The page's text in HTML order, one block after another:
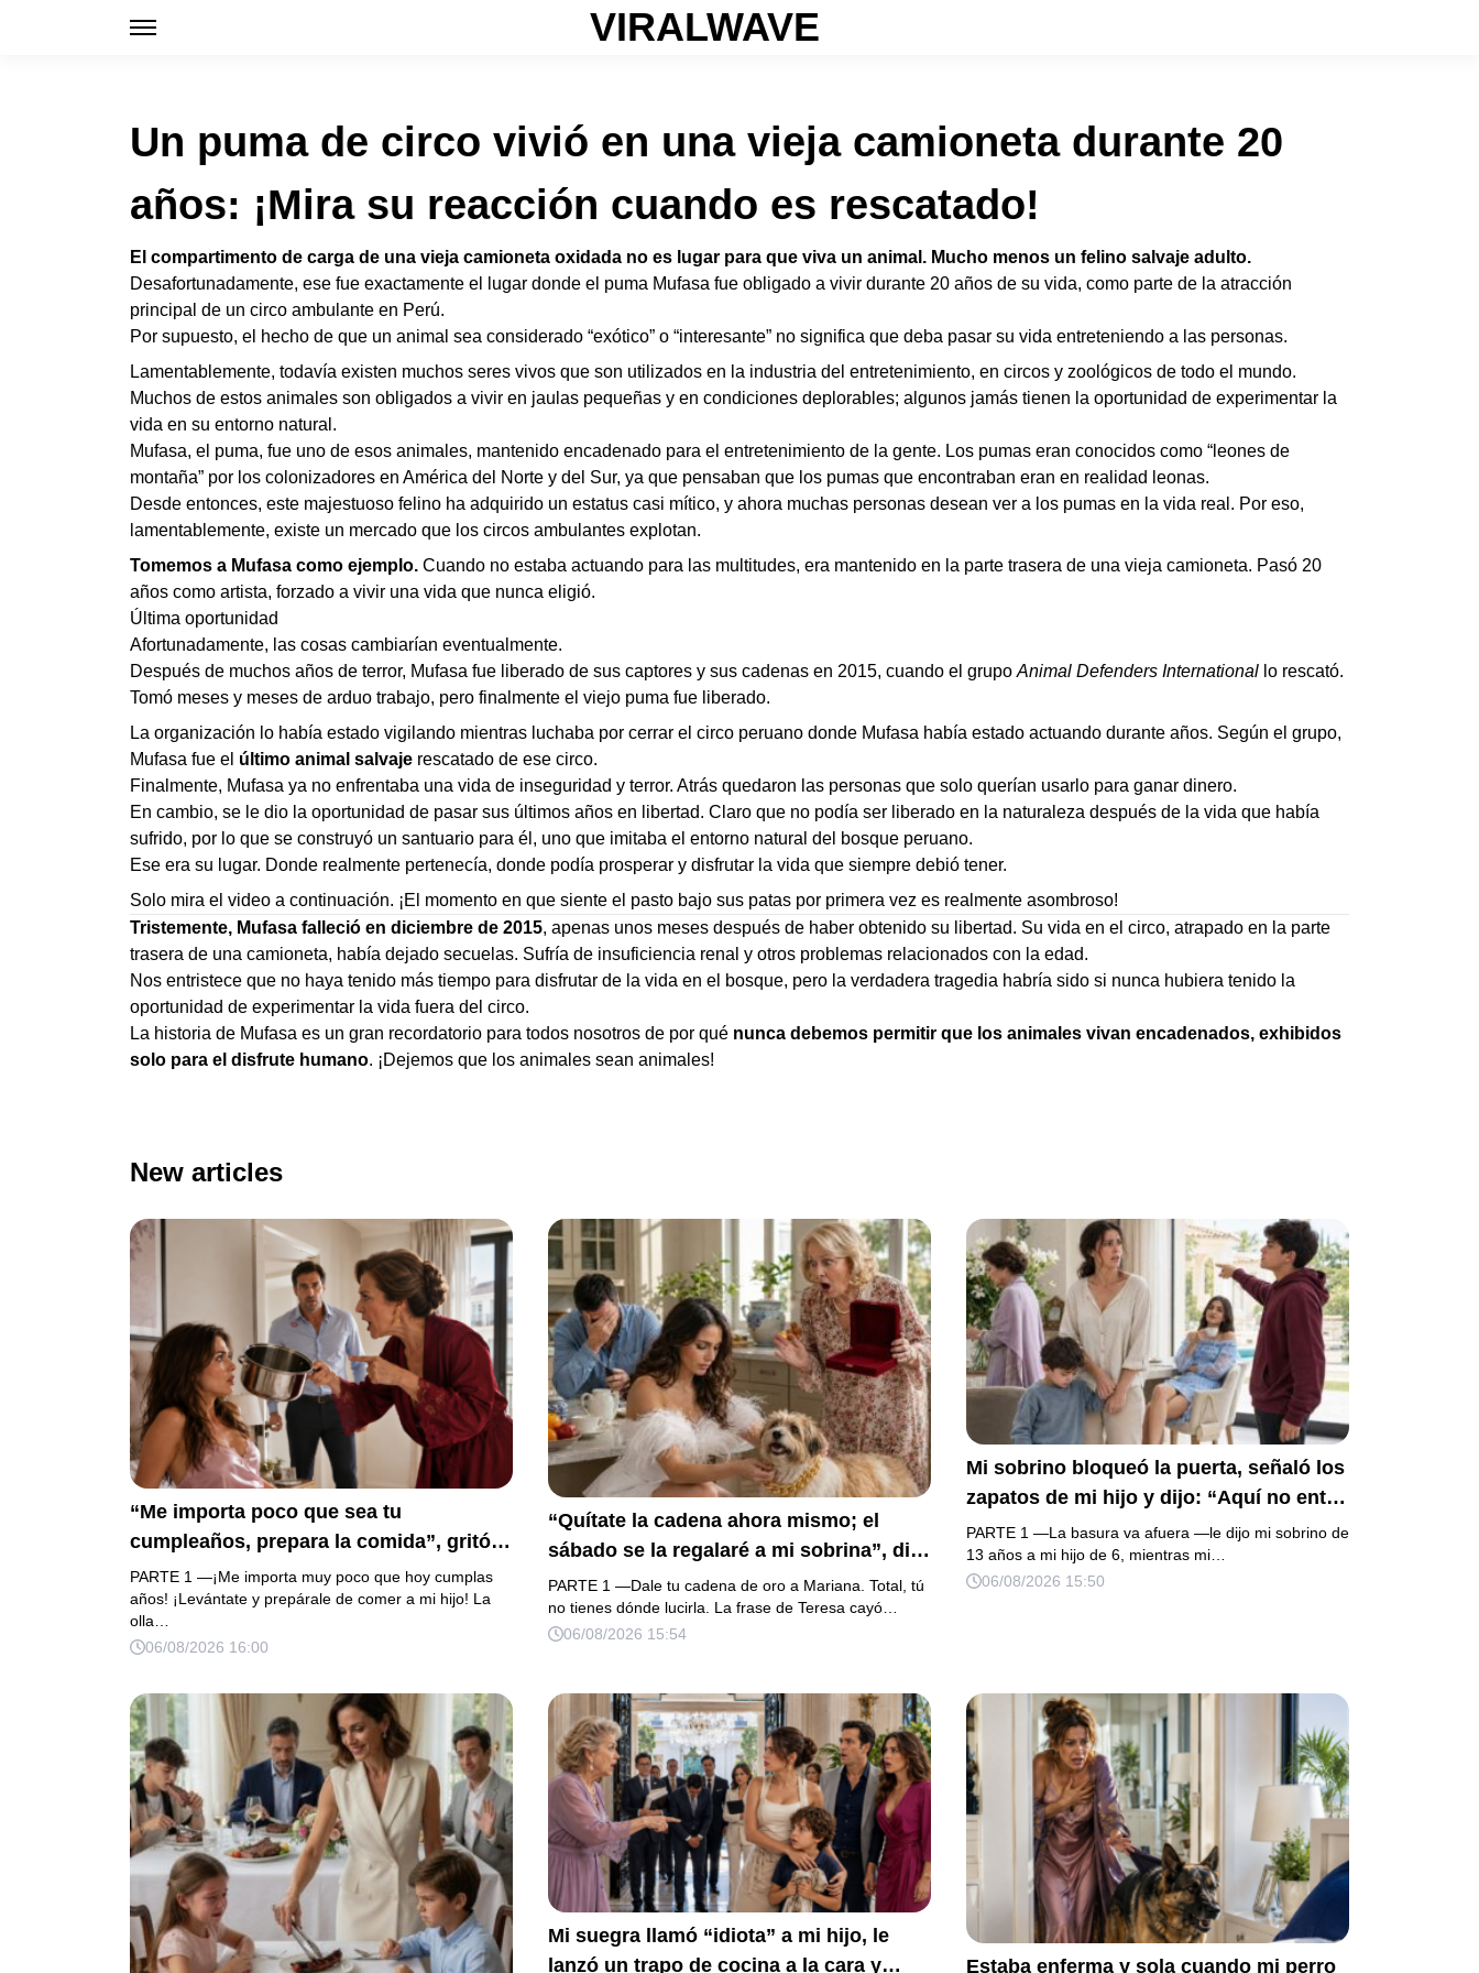
VIRALWAVE
Un puma de circo vivió en una vieja camioneta durante 20
años: ¡Mira su reacción cuando es rescatado!
El compartimento de carga de una vieja camioneta oxidada no es lugar para que viva un animal. Mucho menos un felino salvaje adulto.
Desafortunadamente, ese fue exactamente el lugar donde el puma Mufasa fue obligado a vivir durante 20 años de su vida, como parte de la atracción
principal de un circo ambulante en Perú.
Por supuesto, el hecho de que un animal sea considerado “exótico” o “interesante” no significa que deba pasar su vida entreteniendo a las personas.
Lamentablemente, todavía existen muchos seres vivos que son utilizados en la industria del entretenimiento, en circos y zoológicos de todo el mundo.
Muchos de estos animales son obligados a vivir en jaulas pequeñas y en condiciones deplorables; algunos jamás tienen la oportunidad de experimentar la
vida en su entorno natural.
Mufasa, el puma, fue uno de esos animales, mantenido encadenado para el entretenimiento de la gente. Los pumas eran conocidos como “leones de
montaña” por los colonizadores en América del Norte y del Sur, ya que pensaban que los pumas que encontraban eran en realidad leonas.
Desde entonces, este majestuoso felino ha adquirido un estatus casi mítico, y ahora muchas personas desean ver a los pumas en la vida real. Por eso,
lamentablemente, existe un mercado que los circos ambulantes explotan.
Tomemos a Mufasa como ejemplo. Cuando no estaba actuando para las multitudes, era mantenido en la parte trasera de una vieja camioneta. Pasó 20
años como artista, forzado a vivir una vida que nunca eligió.
Última oportunidad
Afortunadamente, las cosas cambiarían eventualmente.
Después de muchos años de terror, Mufasa fue liberado de sus captores y sus cadenas en 2015, cuando el grupo Animal Defenders International lo rescató.
Tomó meses y meses de arduo trabajo, pero finalmente el viejo puma fue liberado.
La organización lo había estado vigilando mientras luchaba por cerrar el circo peruano donde Mufasa había estado actuando durante años. Según el grupo,
Mufasa fue el último animal salvaje rescatado de ese circo.
Finalmente, Mufasa ya no enfrentaba una vida de inseguridad y terror. Atrás quedaron las personas que solo querían usarlo para ganar dinero.
En cambio, se le dio la oportunidad de pasar sus últimos años en libertad. Claro que no podía ser liberado en la naturaleza después de la vida que había
sufrido, por lo que se construyó un santuario para él, uno que imitaba el entorno natural del bosque peruano.
Ese era su lugar. Donde realmente pertenecía, donde podía prosperar y disfrutar la vida que siempre debió tener.
Solo mira el video a continuación. ¡El momento en que siente el pasto bajo sus patas por primera vez es realmente asombroso!
Tristemente, Mufasa falleció en diciembre de 2015, apenas unos meses después de haber obtenido su libertad. Su vida en el circo, atrapado en la parte
trasera de una camioneta, había dejado secuelas. Sufría de insuficiencia renal y otros problemas relacionados con la edad.
Nos entristece que no haya tenido más tiempo para disfrutar de la vida en el bosque, pero la verdadera tragedia habría sido si nunca hubiera tenido la
oportunidad de experimentar la vida fuera del circo.
La historia de Mufasa es un gran recordatorio para todos nosotros de por qué nunca debemos permitir que los animales vivan encadenados, exhibidos
solo para el disfrute humano. ¡Dejemos que los animales sean animales!
New articles
“Me importa poco que sea tu
cumpleaños, prepara la comida”, gritó
mi suegra antes de lanzar una olla
contra mi cama. Mi esposo regresó
horas después oliendo al perfume de su
amante, seguro de que yo lo perdonaría.
Pero yo ya tenía 3 copias de los estados
de cuenta y una carta que podía dejarlo
sin el hogar que creía suyo.
PARTE 1 —¡Me importa muy poco que hoy cumplas
años! ¡Levántate y prepárale de comer a mi hijo! La
olla…
06/08/2026 16:00
“Quítate la cadena ahora mismo; el
sábado se la regalaré a mi sobrina”, dijo
mi suegra, asegurando que una mujer
con las manos marcadas por espinas no
merecía 50 gramos de oro. Mi esposo
calma y le pedí que preparara la fiesta.
Ella creyó haber ganado… hasta que
proyecté el recibo completo que había
intentado ocultar.
PARTE 1 —Dale tu cadena de oro a Mariana. Total, tú
no tienes dónde lucirla. La frase de Teresa cayó…
06/08/2026 15:54
Mi sobrino bloqueó la puerta, señaló los
zapatos de mi hijo y dijo: “Aquí no entra
la basura”. Mi madre bajó la mirada y mi
hermana siguió tomando café como si
nada. Yo asentí, abracé a mi niño y me
mismo niño que acababa de humillarlo.
PARTE 1 —La basura va afuera —le dijo mi sobrino de
13 años a mi hijo de 6, mientras mi…
06/08/2026 15:50
Mi suegra llamó “idiota” a mi hijo, le
lanzó un trapo de cocina a la cara y
Estaba enferma y sola cuando mi perro